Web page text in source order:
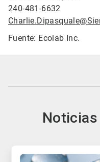
240-481-6632
Fuente: Ecolab Inc.